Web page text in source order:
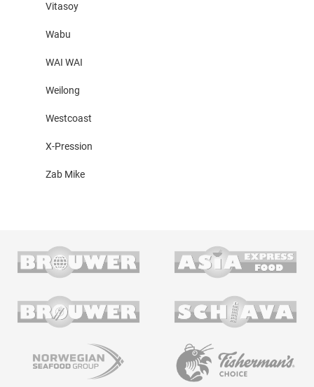
Vitasoy
Wabu
WAI WAI
Weilong
Westcoast
X-Pression
Zab Mike